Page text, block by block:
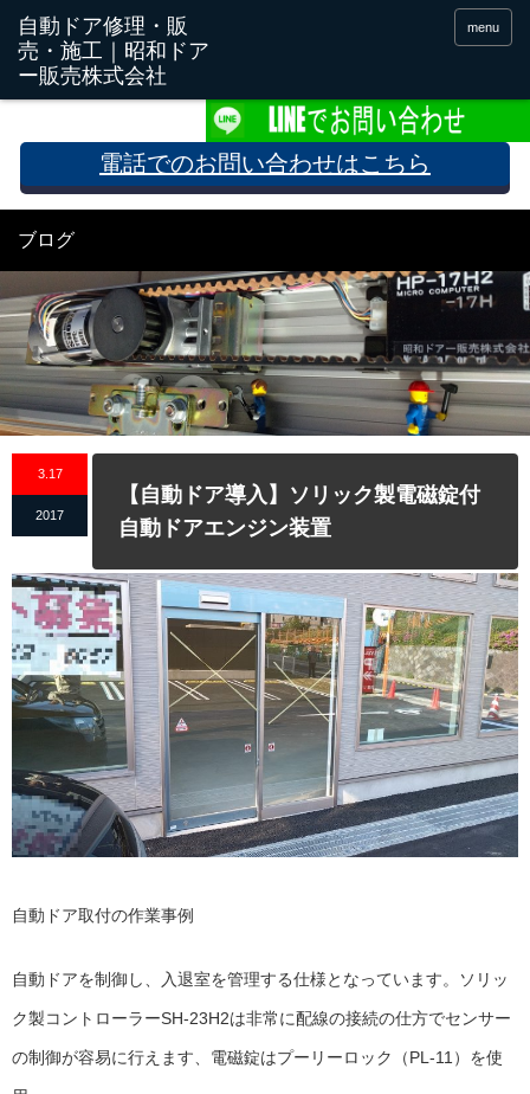
menu
電話でのお問い合わせはこちら
ブログ
3.17
2017
【自動ドア導入】ソリック製電磁錠付
自動ドアエンジン装置
自動ドア取付の作業事例
自動ドアを制御し、入退室を管理する仕様となっています。ソリッ
ク製コントローラーSH-23H2は非常に配線の接続の仕方でセンサー
の制御が容易に行えます、電磁錠はプーリーロック（PL-11）を使